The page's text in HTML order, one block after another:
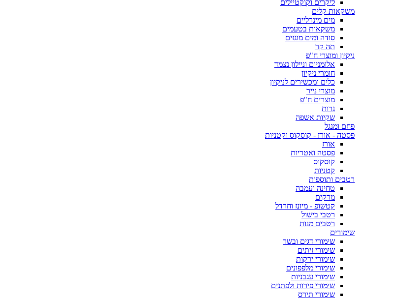
ליקרים וקוקטיילים
משקאות קלים
מים מינרליים
משקאות בטעמים
סודה ומים מוגזים
תה קר
ניקיון ומוצרי ח"פ
אלומניום וניילון נצמד
חומרי ניקיון
כלים ומכשירים לניקיון
מוצרי נייר
מוצרים ח"פ
נרות
שקיות אשפה
פחם ומנגל
פסטה - אורז - קוסקוס וקטניות
אורז
פסטה ואטריות
קוסקוס
קטניות
רטבים ותוספות
טחינה ועמבה
מרקים
קטשופ - מיונז וחרדל
רטבי בישול
רטבים מנות
שימורים
שימורי דגים ובשר
שימורי זיתים
שימורי ירקות
שימורי מלפפונים
שימורי עגבניות
שימורי פירות ולפתנים
שימורי תירס